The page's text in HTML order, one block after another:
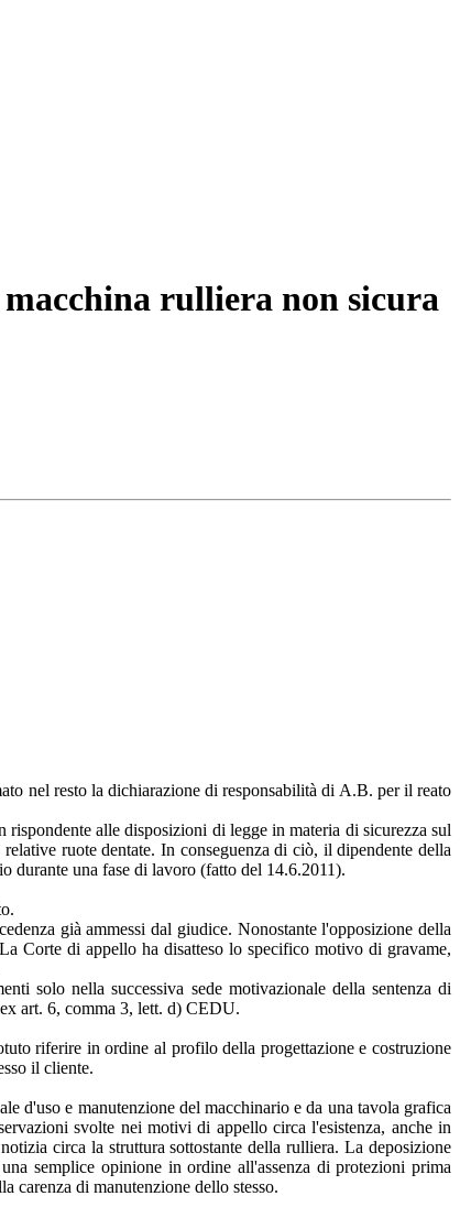
macchina rulliera non sicura
nel resto la dichiarazione di responsabilità di A.B. per il reato
alle disposizioni di legge in materia di sicurezza sul
ruote dentate. In conseguenza di ciò, il dipendente della
durante una fase di lavoro (fatto del 14.6.2011).
già ammessi dal giudice. Nonostante l'opposizione della
Corte di appello ha disatteso lo specifico motivo di gravame,
solo nella successiva sede motivazionale della sentenza di
art. 6, comma 3, lett. d) CEDU.
riferire in ordine al profilo della progettazione e costruzione
il cliente.
d'uso e manutenzione del macchinario e da una tavola grafica
svolte nei motivi di appello circa l'esistenza, anche in
circa la struttura sottostante della rulliera. La deposizione
semplice opinione in ordine all'assenza di protezioni prima
carenza di manutenzione dello stesso.